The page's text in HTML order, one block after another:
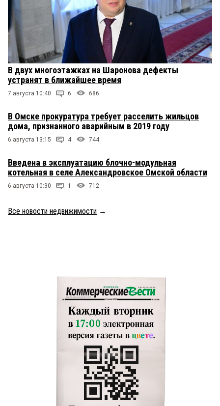
В двух многоэтажках на Шаронова дефекты
устранят в ближайшее время
7 августа 10:40 6 686
В Омске прокуратура требует расселить жильцов
дома, признанного аварийным в 2019 году
6 августа 13:15 4 744
Введена в эксплуатацию блочно-модульная
котельная в селе Александровское Омской области
6 августа 10:30 1 712
Все новости недвижимости →